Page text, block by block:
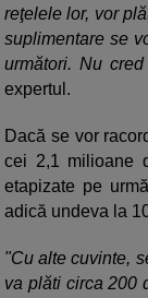
reţelele lor, vor
suplimentare se
următori. Nu
expertul.
Dacă se vor
cei 2,1 milioane
etapizate pe
adică undeva la
"Cu alte cuvinte,
va plăti circa 200